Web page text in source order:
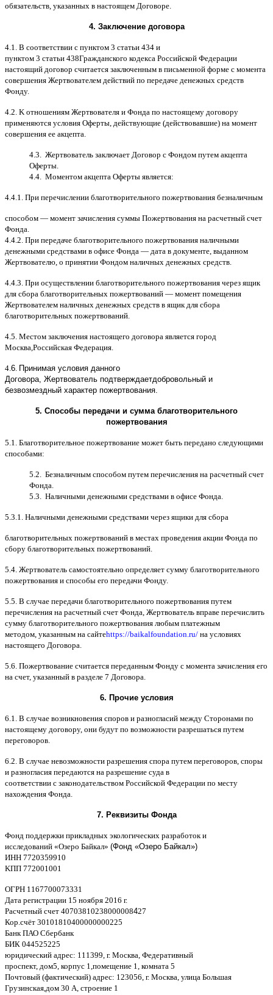
обязательств указанных в настоящем Договоре
4. Заключение договора
4.1. B соответствии с пунктом 3 статьи 434 и
пунктом 3 статьи 438Гражданского кодекса Российской Федерации
настоящий договор считается заключенным в письменной форме c момента
совершения Жертвователем действий по передаче денежных средств
Фонду.
4.2. K отношениям Жертвователя и Фонда по настоящему договору
применяются условия Оферты действующие (действовавшие) на момент
совершения ее акцепта
4.3. Жертвователь заключает Договор c Фондом путем акцепта
Оферты
4.4. Моментом акцепта Оферты является:
4.4.1. При перечислении благотворительного пожертвования безналичным
способом — момент зачисления суммы Пожертвования на расчетный счет
Фонда
4.4.2. При передаче благотворительного пожертвования наличными
денежными средствами в офисе Фонда — дата в документе выданном
Жертвователю o принятии Фондом наличных денежных средств
4.4.3. При осуществлении благотворительного пожертвования через ящик
для сбора благотворительных пожертвований — момент помещения
Жертвователем наличных денежных средств в ящик для сбора
благотворительных пожертвований
4.5. Местом заключения настоящего договора является город
Москва Российская Федерация
4. 6 Принимая условия данного
Договора, Жертвователь подтверждаетдобровольный и
безвозмездный характер пожертвования
5. Способы передачи и сумма благотворительного
пожертвования
5.1. Благотворительное пожертвование может быть передано следующими
способами:
5.2. Безналичным способом путем перечисления на расчетный счет
Фонда
5.3. Наличными денежными средствами в офисе Фонда
5.3.1. Наличными денежными средствами через ящики для сбора
благотворительных пожертвований в местах проведения акции Фонда по
сбору благотворительных пожертвований
5.4. Жертвователь самостоятельно определяет сумму благотворительного
пожертвования и способы его передачи Фонду.
5.5. B случае передачи благотворительного пожертвования путем
перечисления на расчетный счет Фонда Жертвователь вправе перечислить
сумму благотворительного пожертвования любым платежным
методом указанным на сайтеhttps://baikalfoundation.ru/ на условиях
настоящего Договора
5.6. Пожертвование считается переданным Фонду с момента зачисления его
на счет, указанный в разделе 7 Договора
6. Прочие условия
6.1. B случае возникновения споров и разногласий между Сторонами по
настоящему договору, они будут по возможности разрешаться путем
переговоров
6.2. B случае невозможности разрешения спора путем переговоров споры
и разногласия передаются на разрешение суда в
соответствии c законодательством Российской Федерации по месту
нахождения Фонда
7. Реквизиты Фонда
Фонд поддержки прикладных экологических разработок и
исследований «Озеро Байкал» (Фонд «Озеро Байкал»)
ИНН 7720359910
KПП 772001001
ОГРН 1167700073331
Дата регистрации 15 ноября 2016 г.
Расчетный счет 40703810238000008427
Кор счёт 30101810400000000225
Банк ПАО Сбербанк
БИК 044525225
юридический адрес: 111399, г. Москва Федеративный
проспект, дом5, корпус 1, помещение 1, комната 5
Почтовый (фактический) адрес: 123056, г. Москва улица Большая
Грузинская дом 30 А строение 1